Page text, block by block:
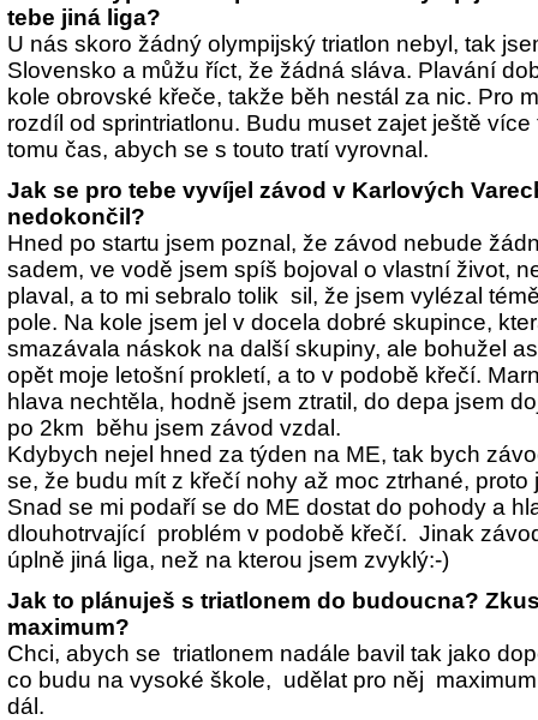
tebe jiná liga?
U nás skoro žádný olympijský triatlon nebyl, tak
Slovensko a můžu říct, že žádná sláva. Plavání
kole obrovské křeče, takže běh nestál za nic. Pro
rozdíl od sprintriatlonu. Budu muset zajet ještě
tomu čas, abych se s touto tratí vyrovnal.
Jak se pro tebe vyvíjel závod v Karlových
nedokončil?
Hned po startu jsem poznal, že závod nebude
sadem, ve vodě jsem spíš bojoval o vlastní život,
plaval, a to mi sebralo tolik sil, že jsem vylézal
pole. Na kole jsem jel v docela dobré skupince,
smazávala náskok na další skupiny, ale bohužel
opět moje letošní prokletí, a to v podobě křečí.
hlava nechtěla, hodně jsem ztratil, do depa jsem
po 2km běhu jsem závod vzdal.
Kdybych nejel hned za týden na ME, tak bych
se, že budu mít z křečí nohy až moc ztrhané, proto
Snad se mi podaří se do ME dostat do pohody a
dlouhotrvající problém v podobě křečí. Jinak
úplně jiná liga, než na kterou jsem zvyklý:-)
Jak to plánuješ s triatlonem do budoucna?
maximum?
Chci, abych se triatlonem nadále bavil tak jako
co budu na vysoké škole, udělat pro něj
dál.